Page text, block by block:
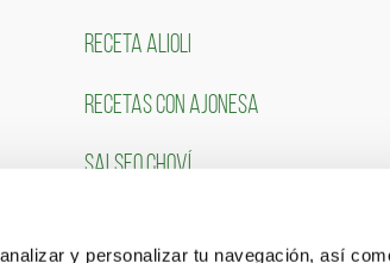
y personalizar tu navegación, así
RECETA ALIOLI
RECETAS CON AJONESA
SALSEO CHOVÍ
TRABAJA CON NOSOTROS